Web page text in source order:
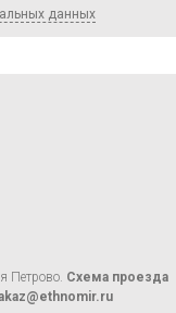
данных
Петрово. Схема проезда